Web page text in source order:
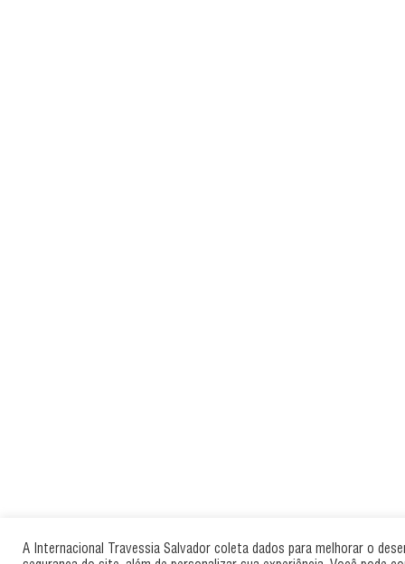
A Internacional Travessia Salvador coleta dados para melhorar o